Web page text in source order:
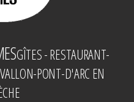
GÎTES - RESTAURANT-
PONT-D'ARC EN